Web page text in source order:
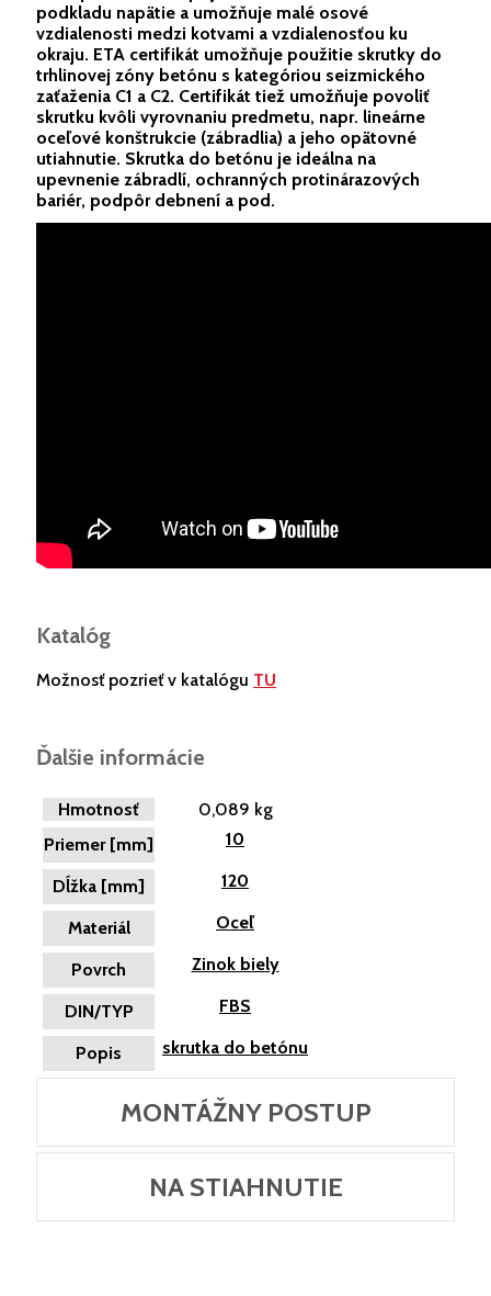
podkladu napätie a umožňuje malé osové
vzdialenosti medzi kotvami a vzdialenosťou ku
okraju. ETA certifikát umožňuje použitie skrutky do
trhlinovej zóny betónu s kategóriou seizmického
zaťaženia C1 a C2. Certifikát tiež umožňuje povoliť
skrutku kvôli vyrovnaniu predmetu, napr. lineárne
oceľové konštrukcie (zábradlia) a jeho opätovné
utiahnutie. Skrutka do betónu je ideálna na
upevnenie zábradlí, ochranných protinárazových
bariér, podpôr debnení a pod.
Katalóg
Možnosť pozrieť v katalógu TU
Ďalšie informácie
Hmotnosť
0,089 kg
Priemer [mm]
10
Dĺžka [mm] 120
Materiál Oceľ
Povrch Zinok biely
DIN/TYP FBS
Popis skrutka do betónu
MONTÁŽNY POSTUP
NA STIAHNUTIE